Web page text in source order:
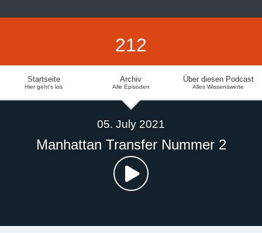
212
Startseite
Hier geht's los
Archiv
Alle Episoden
Über diesen Podcast
Alles Wissenswerte
05. July 2021
Manhattan Transfer Nummer 2